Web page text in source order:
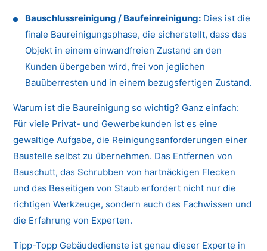
Bauschlussreinigung / Baufeinreinigung: Dies ist die
finale Baureinigungsphase, die sicherstellt, dass das
Objekt in einem einwandfreien Zustand an den
Kunden übergeben wird, frei von jeglichen
Bauüberresten und in einem bezugsfertigen Zustand.
Warum ist die Baureinigung so wichtig? Ganz einfach:
Für viele Privat- und Gewerbekunden ist es eine
gewaltige Aufgabe, die Reinigungsanforderungen einer
Baustelle selbst zu übernehmen. Das Entfernen von
Bauschutt, das Schrubben von hartnäckigen Flecken
und das Beseitigen von Staub erfordert nicht nur die
richtigen Werkzeuge, sondern auch das Fachwissen und
die Erfahrung von Experten.
Tipp-Topp Gebäudedienste ist genau dieser Experte in